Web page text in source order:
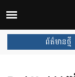
ព័ត៌មានថ្មី